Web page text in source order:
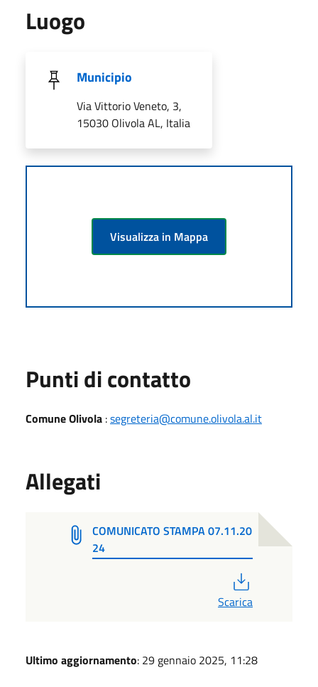
Luogo
Municipio
Via Vittorio Veneto, 3,
15030 Olivola AL, Italia
Visualizza in Mappa
Punti di contatto
Comune Olivola :segreteria@comune.olivola.al.it
Allegati
COMUNICATO STAMPA 07.11.20
24
Scarica
Ultimo aggiornamento: 29 gennaio 2025, 11:28